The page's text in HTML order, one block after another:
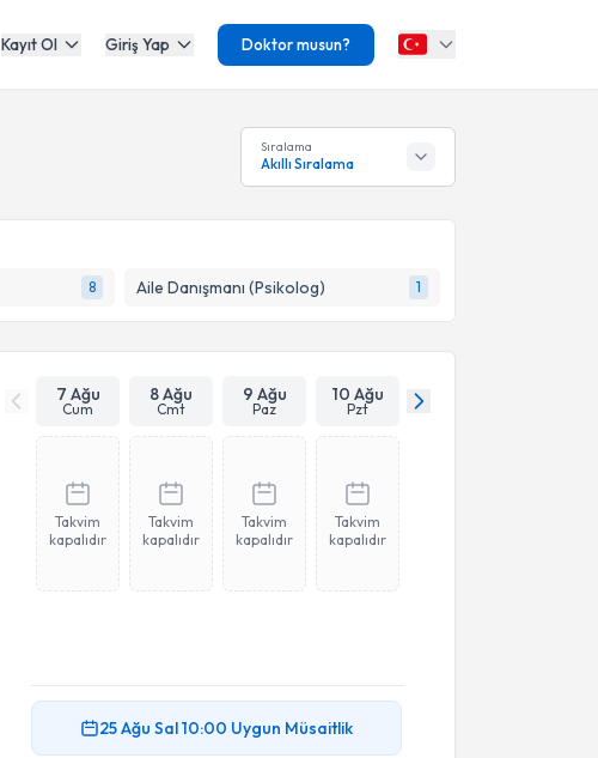
Kayıt Ol Giriş Yap Doktor musun?
Sıralama
Akıllı Sıralama
8 Aile Danışmanı (Psikolog) 1
7 Ağu
Cum
8 Ağu
Cmt
9 Ağu
Paz
10 Ağu
Pzt
Takvim
kapalıdır
Takvim
kapalıdır
Takvim
kapalıdır
Takvim
kapalıdır
25 Ağu Sal10:00 Uygun Müsaitlik